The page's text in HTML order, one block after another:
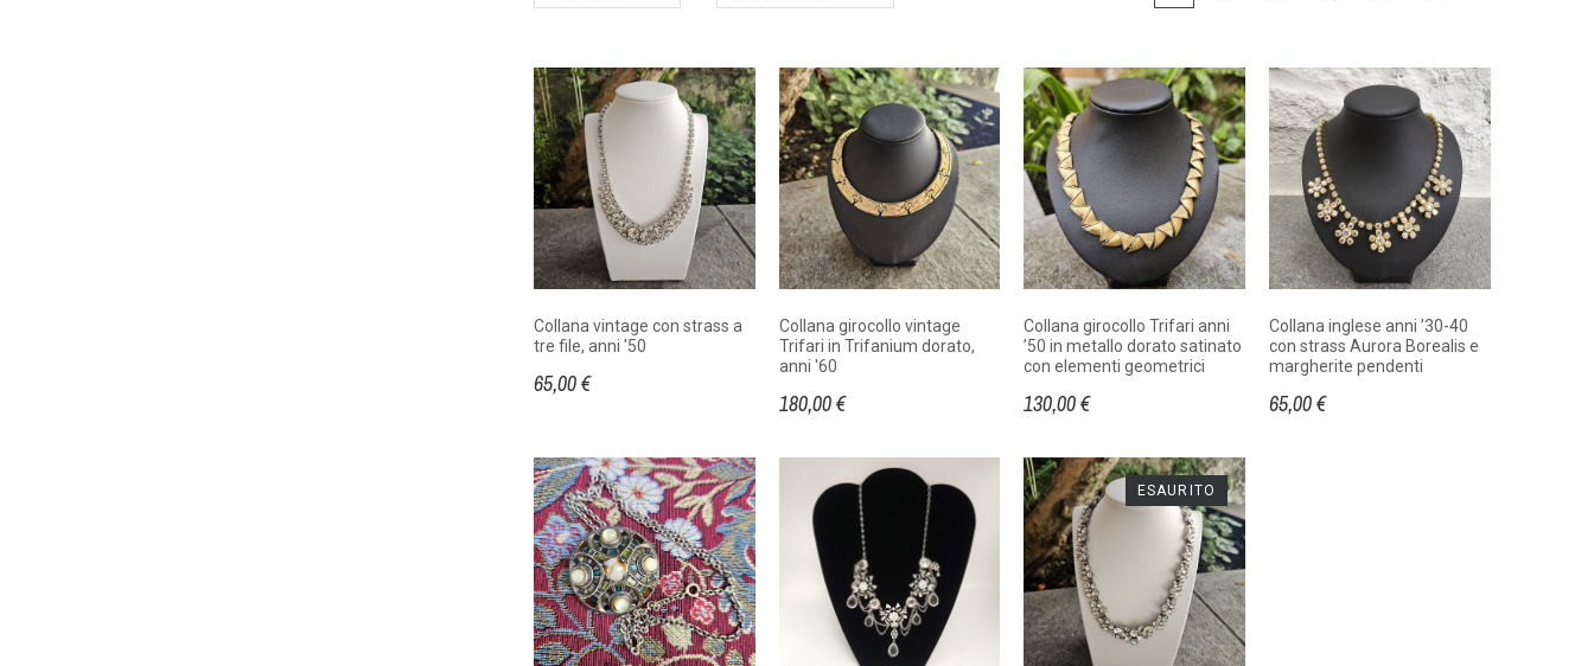
Collana vintage con strass a
tre file, anni '50
65,00 €
Collana girocollo vintage
Trifari in Trifanium dorato,
anni '60
180,00 €
Collana girocollo Trifari anni
’50 in metallo dorato satinato
con elementi geometrici
130,00 €
Collana inglese anni ’30-40
con strass Aurora Borealis e
margherite pendenti
65,00 €
ESAURITO